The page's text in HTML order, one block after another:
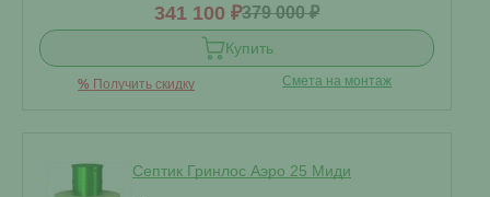
341 100 ₽379 000 ₽
Купить
% Получить скидку Смета на монтаж
Септик Гринлос Аэро 25 Миди